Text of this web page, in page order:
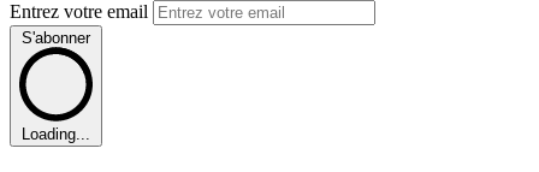
Entrez votre email
S'abonner
Loading...